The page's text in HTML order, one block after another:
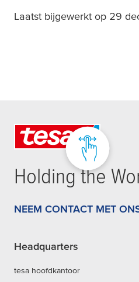
Laatst bijgewerkt op 29
Holding the
NEEM CONTACT MET
Headquarters
tesa hoofdkantoor